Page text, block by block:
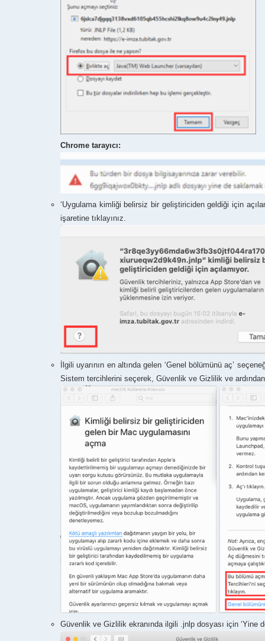
Chrome tarayıcı:
‘Uygulama kimliği belirsiz bir geliştiriciden geldiği için
işaretine tıklayınız.
İlgili uyarının en altında gelen ‘Genel bölümünü aç’
Sistem tercihlerini seçerek, Güvenlik ve Gizlilik ve ardından
Güvenlik ve Gizlilik ekranında ilgili .jnlp dosyası için ‘Yine